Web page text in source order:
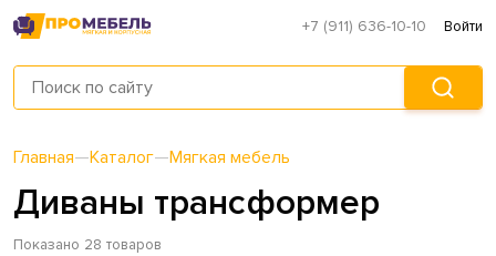
+7 (911) 636-10-10 Войти
Главная—Каталог—Мягкая мебель
Диваны трансформер
Показано 28 товаров